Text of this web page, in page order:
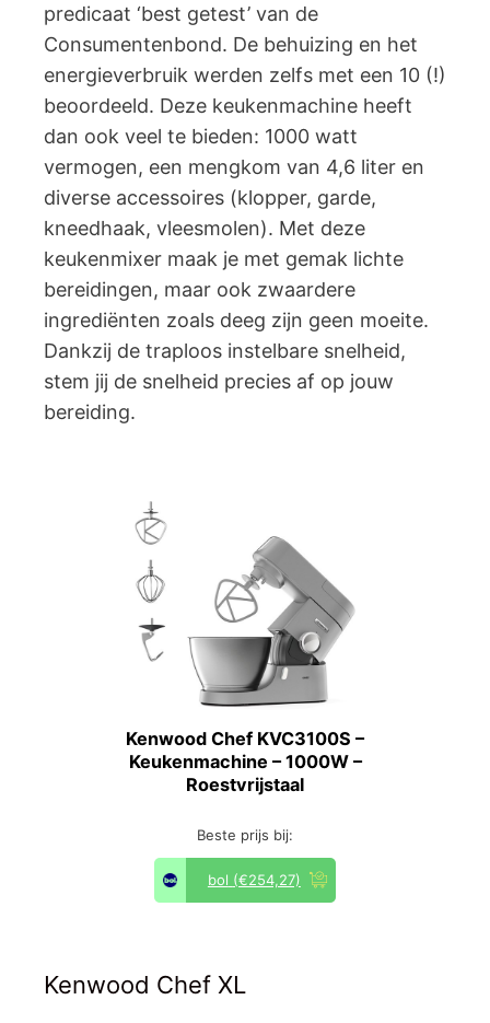
predicaat ‘best getest’ van de
Consumentenbond. De behuizing en het
energieverbruik werden zelfs met een 10 (!)
beoordeeld. Deze keukenmachine heeft
dan ook veel te bieden: 1000 watt
vermogen, een mengkom van 4,6 liter en
diverse accessoires (klopper, garde,
kneedhaak, vleesmolen). Met deze
keukenmixer maak je met gemak lichte
bereidingen, maar ook zwaardere
ingrediënten zoals deeg zijn geen moeite.
Dankzij de traploos instelbare snelheid,
stem jij de snelheid precies af op jouw
bereiding.
Kenwood Chef KVC3100S –
Keukenmachine – 1000W –
Roestvrijstaal
Beste prijs bij:
bol (€254,27)
Kenwood Chef XL